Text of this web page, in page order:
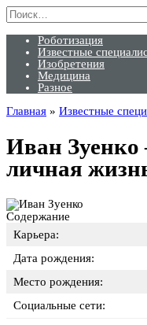
Перейти
к
содержанию
Search
for:
Роботизация
Известные
Изобретения
Медицина
Разное
Главная » Известные
Иван Зуенко
личная
Содержание
Карьера:
Дата рождения:
Место рождения:
Социальные сети: